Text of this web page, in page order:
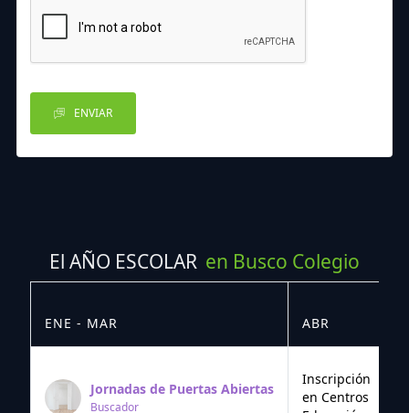
ENVIAR
El AÑO ESCOLAR en Busco Colegio
ENE - MAR ABR
Jornadas de Puertas Abiertas
Buscador
Inscripción
en Centros